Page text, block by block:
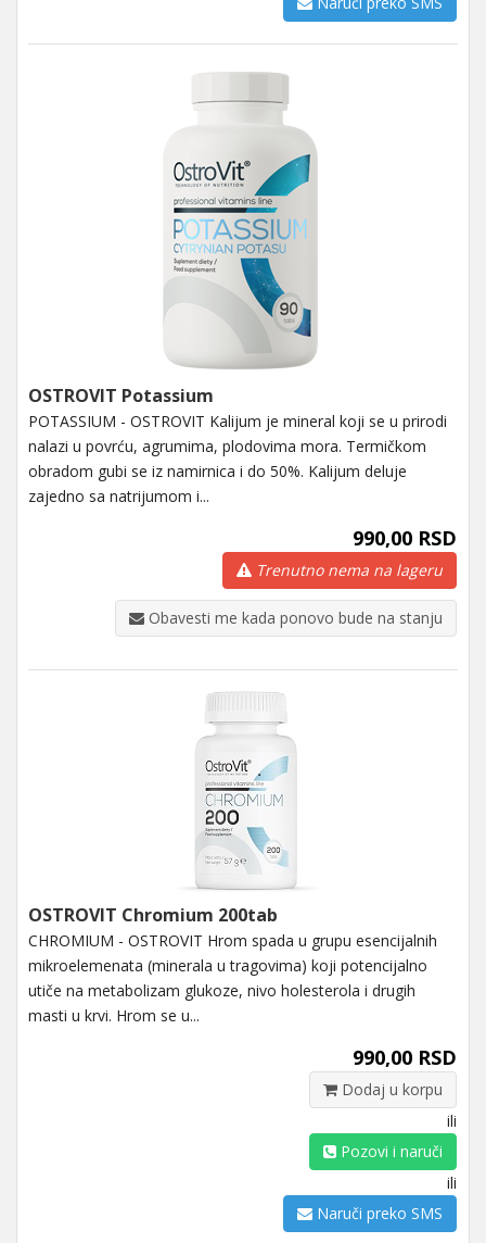
OSTROVIT Potassium
POTASSIUM - OSTROVIT Kalijum je mineral koji se u prirodi
nalazi u povrću, agrumima, plodovima mora. Termičkom
obradom gubi se iz namirnica i do 50%. Kalijum deluje
zajedno sa natrijumom i...
990,00 RSD
Trenutno nema na lageru
Obavesti me kada ponovo bude na stanju
OSTROVIT Chromium 200tab
CHROMIUM - OSTROVIT Hrom spada u grupu esencijalnih
mikroelemenata (minerala u tragovima) koji potencijalno
utiče na metabolizam glukoze, nivo holesterola i drugih
masti u krvi. Hrom se u...
990,00 RSD
Dodaj u korpu
ili
Pozovi i naruči
ili
Naruči preko SMS